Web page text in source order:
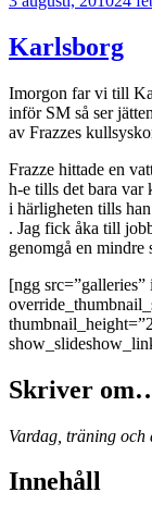
Karlsborg
Imorgon far vi till
inför SM så ser
av Frazzes
Frazze hittade en
h-e tills det bara var
i härligheten tills
. Jag fick åka till
genomgå en
[ngg
Skriver
Vardag, träning
Innehåll